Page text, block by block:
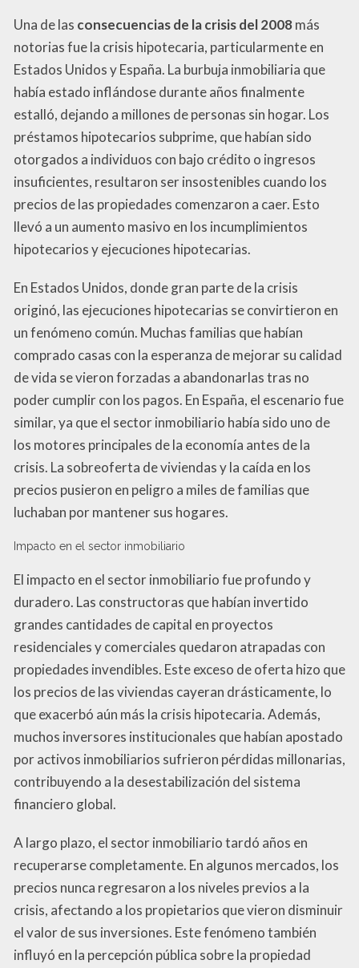
Una de las consecuencias de la crisis del 2008más
notorias fue la crisis hipotecaria, particularmente en
Estados Unidos y España. La burbuja inmobiliaria que
había estado inflándose durante años finalmente
estalló, dejando a millones de personas sin hogar. Los
préstamos hipotecarios subprime, que habían sido
otorgados a individuos con bajo crédito o ingresos
insuficientes, resultaron ser insostenibles cuando los
precios de las propiedades comenzaron a caer. Esto
llevó a un aumento masivo en los incumplimientos
hipotecarios y ejecuciones hipotecarias.
En Estados Unidos, donde gran parte de la crisis
originó, las ejecuciones hipotecarias se convirtieron en
un fenómeno común. Muchas familias que habían
comprado casas con la esperanza de mejorar su calidad
de vida se vieron forzadas a abandonarlas tras no
poder cumplir con los pagos. En España, el escenario fue
similar, ya que el sector inmobiliario había sido uno de
los motores principales de la economía antes de la
crisis. La sobreoferta de viviendas y la caída en los
precios pusieron en peligro a miles de familias que
luchaban por mantener sus hogares.
Impacto en el sector inmobiliario
El impacto en el sector inmobiliario fue profundo y
duradero. Las constructoras que habían invertido
grandes cantidades de capital en proyectos
residenciales y comerciales quedaron atrapadas con
propiedades invendibles. Este exceso de oferta hizo que
los precios de las viviendas cayeran drásticamente, lo
que exacerbó aún más la crisis hipotecaria. Además,
muchos inversores institucionales que habían apostado
por activos inmobiliarios sufrieron pérdidas millonarias,
contribuyendo a la desestabilización del sistema
financiero global.
A largo plazo, el sector inmobiliario tardó años en
recuperarse completamente. En algunos mercados, los
precios nunca regresaron a los niveles previos a la
crisis, afectando a los propietarios que vieron disminuir
el valor de sus inversiones. Este fenómeno también
influyó en la percepción pública sobre la propiedad